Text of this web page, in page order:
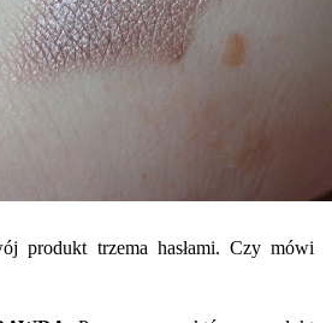
produkt trzema hasłami. Czy mówi